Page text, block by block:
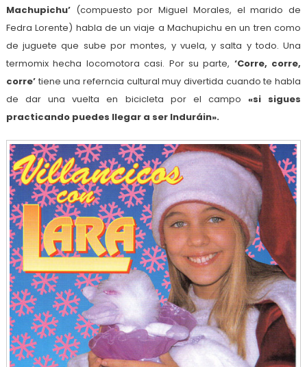
Machupichu’(compuesto por Miguel Morales, el marido de
Fedra Lorente) habla de un viaje a Machupichu en un tren como
de juguete que sube por montes, y vuela, y salta y todo. Una
termomix hecha locomotora casi. Por su parte, ‘Corre, corre,
corre’tiene una referncia cultural muy divertida cuando te habla
de dar una vuelta en bicicleta por el campo «si sigues
practicando puedes llegar a ser Induráin».